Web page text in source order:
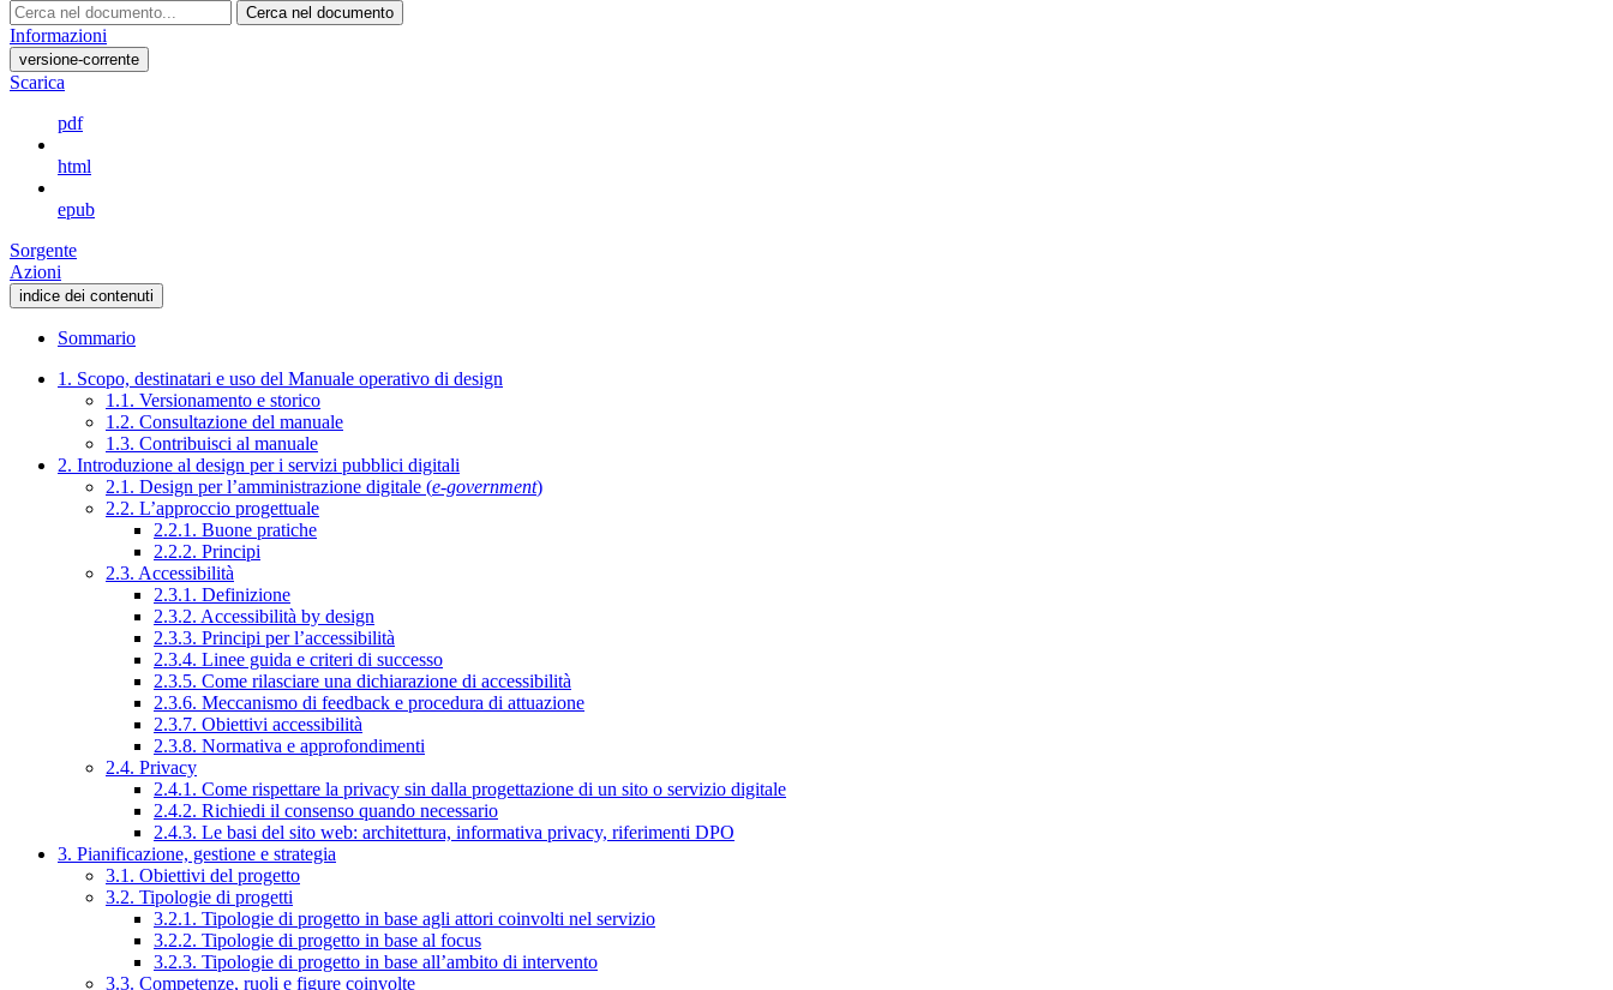
Cerca nel documento
Informazioni
versione-corrente
Scarica
pdf
html
epub
Sorgente
Azioni
indice dei contenuti
Sommario
1. Scopo, destinatari e uso del Manuale operativo di design
1.1. Versionamento e storico
1.2. Consultazione del manuale
1.3. Contribuisci al manuale
2. Introduzione al design per i servizi pubblici digitali
2.1. Design per l’amministrazione digitale (e-government)
2.2. L’approccio progettuale
2.2.1. Buone pratiche
2.2.2. Principi
2.3. Accessibilità
2.3.1. Definizione
2.3.2. Accessibilità by design
2.3.3. Principi per l’accessibilità
2.3.4. Linee guida e criteri di successo
2.3.5. Come rilasciare una dichiarazione di accessibilità
2.3.6. Meccanismo di feedback e procedura di attuazione
2.3.7. Obiettivi accessibilità
2.3.8. Normativa e approfondimenti
2.4. Privacy
2.4.1. Come rispettare la privacy sin dalla progettazione di un sito o servizio digitale
2.4.2. Richiedi il consenso quando necessario
2.4.3. Le basi del sito web: architettura, informativa privacy, riferimenti DPO
3. Pianificazione, gestione e strategia
3.1. Obiettivi del progetto
3.2. Tipologie di progetti
3.2.1. Tipologie di progetto in base agli attori coinvolti nel servizio
3.2.2. Tipologie di progetto in base al focus
3.2.3. Tipologie di progetto in base all’ambito di intervento
3.3. Competenze, ruoli e figure coinvolte